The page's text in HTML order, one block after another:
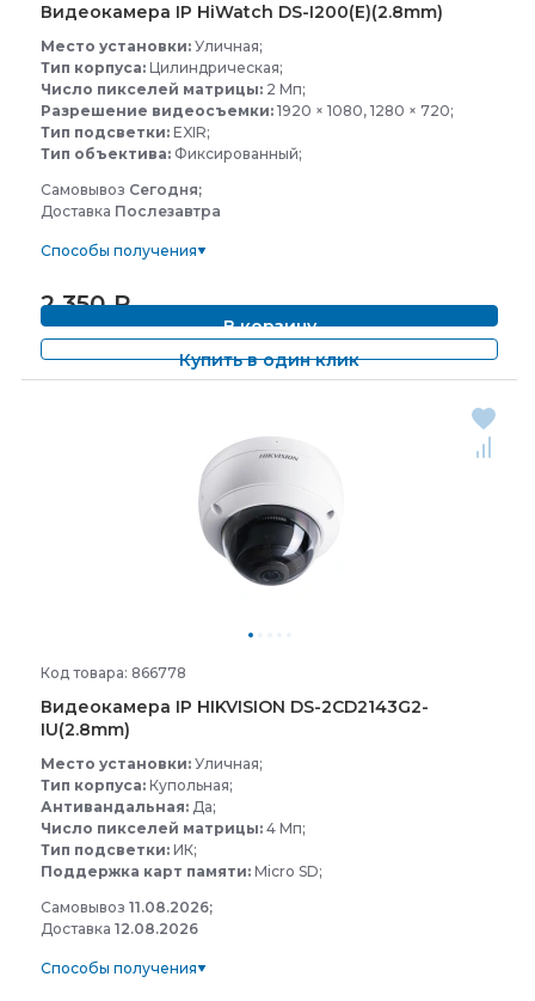
Видеокамера IP HiWatch DS-I200(E)(2.8mm)
Место установки: Уличная;
Тип корпуса: Цилиндрическая;
Число пикселей матрицы: 2 Мп;
Разрешение видеосъемки: 1920 × 1080, 1280 × 720;
Тип подсветки: EXIR;
Тип объектива: Фиксированный;
Самовывоз Сегодня;
Доставка Послезавтра
Способы получения
2 350₽
Купить в один клик
В корзину
Код товара: 866778
Видеокамера IP HIKVISION DS-2CD2143G2-
IU(2.8mm)
Место установки: Уличная;
Тип корпуса: Купольная;
Антивандальная: Да;
Число пикселей матрицы: 4 Мп;
Тип подсветки: ИК;
Поддержка карт памяти: Micro SD;
Самовывоз 11.08.2026;
Доставка 12.08.2026
Способы получения